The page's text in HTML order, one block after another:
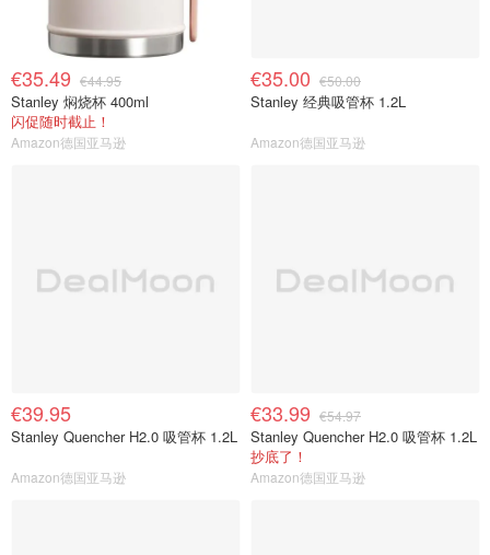
€35.49 €44.95
Stanley 焖烧杯 400ml
闪促随时截止！
Amazon德国亚马逊
€35.00 €50.00
Stanley 经典吸管杯 1.2L
Amazon德国亚马逊
€39.95
Stanley Quencher H2.0 吸管杯 1.2L
Amazon德国亚马逊
€33.99 €54.97
Stanley Quencher H2.0 吸管杯 1.2L
抄底了！
Amazon德国亚马逊